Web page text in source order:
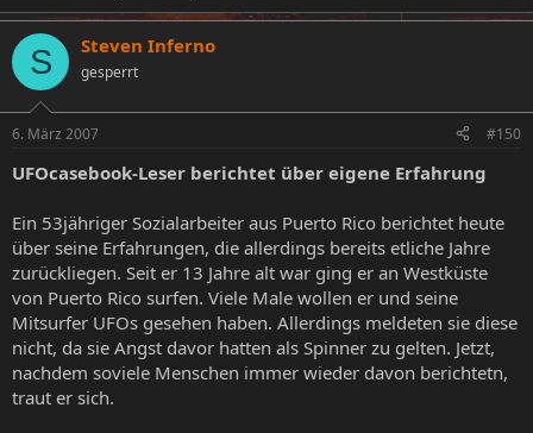
S Steven Inferno
gesperrt
6. März 2007 #150
UFOcasebook-Leser berichtet über eigene Erfahrung
Ein 53jähriger Sozialarbeiter aus Puerto Rico berichtet heute
über seine Erfahrungen, die allerdings bereits etliche Jahre
zurückliegen. Seit er 13 Jahre alt war ging er an Westküste
von Puerto Rico surfen. Viele Male wollen er und seine
Mitsurfer UFOs gesehen haben. Allerdings meldeten sie diese
nicht, da sie Angst davor hatten als Spinner zu gelten. Jetzt,
nachdem soviele Menschen immer wieder davon berichtetn,
traut er sich.